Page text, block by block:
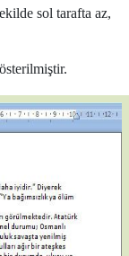
sol tarafta az,